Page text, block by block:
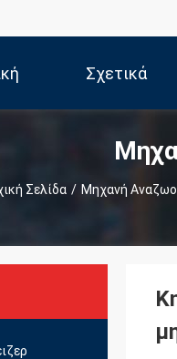
Σχετικά
Με Εμάς
Σελίδα / Μηχανή